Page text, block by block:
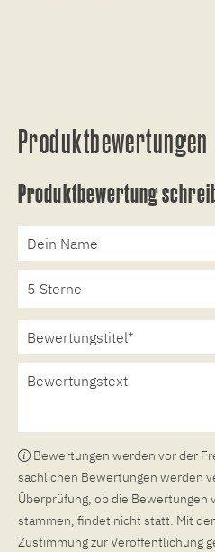
Produktbewertungen
Produktbewertung
Bewertungen werden vor der
sachlichen Bewertungen werden
Überprüfung, ob die Bewertungen
stammen, findet nicht statt. Mit
Zustimmung zur Veröffentlichung